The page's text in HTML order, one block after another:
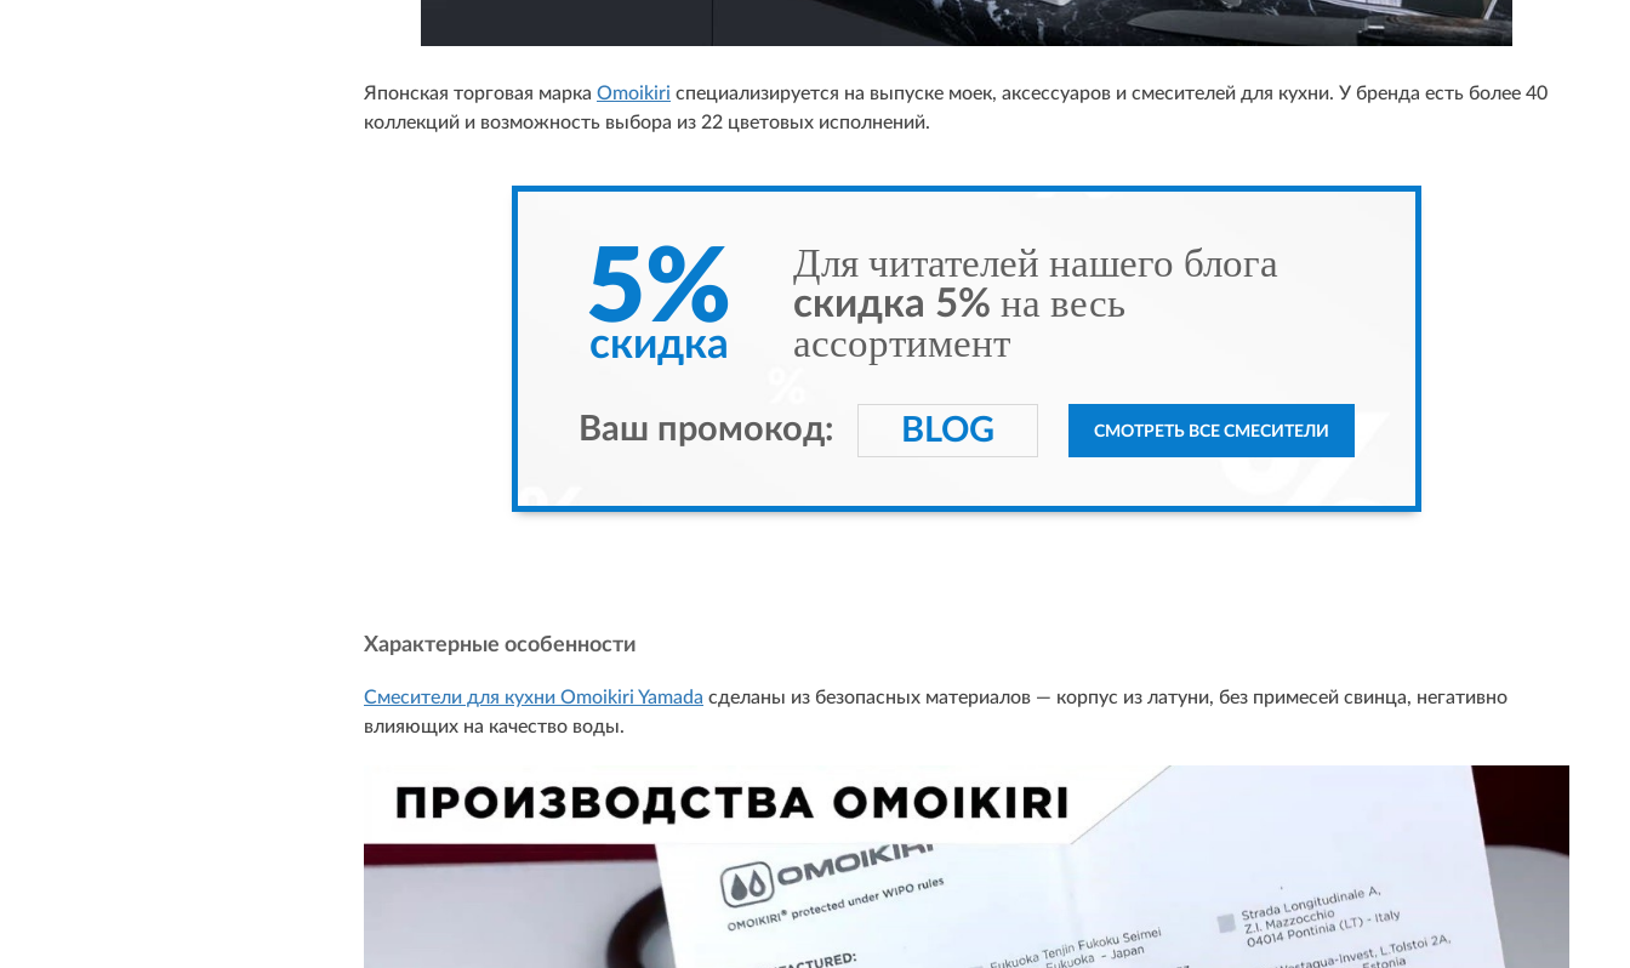
Японская торговая марка Omoikiri специализируется на выпуске моек, аксессуаров и смесителей для кухни. У бренда есть более 40
коллекций и возможность выбора из 22 цветовых исполнений.
5%
скидка
Для читателей нашего блога
скидка 5% на весь
ассортимент
Ваш промокод: BLOG СМОТРЕТЬ ВСЕ СМЕСИТЕЛИ
Характерные особенности
Смесители для кухни Omoikiri Yamada сделаны из безопасных материалов — корпус из латуни, без примесей свинца, негативно
влияющих на качество воды.